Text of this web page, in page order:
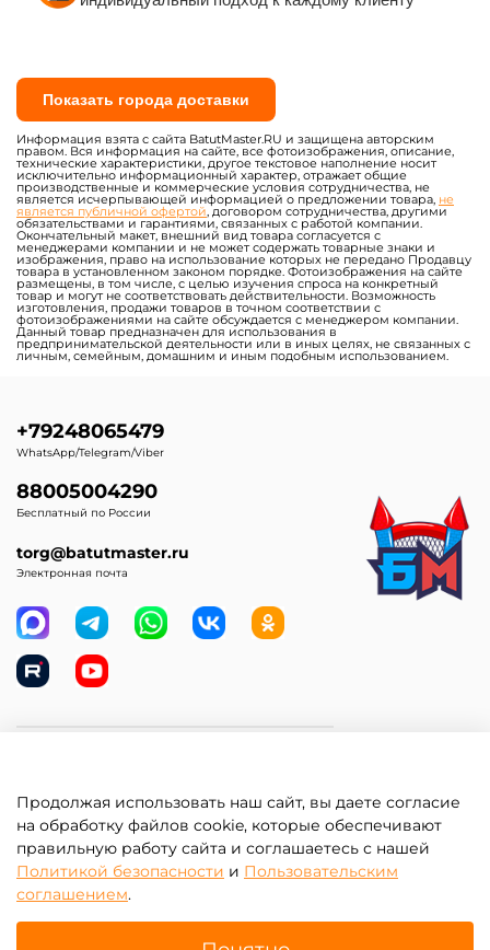
Показать города доставки
Информация взята с сайта BatutMaster.RU и защищена авторским
правом. Вся информация на сайте, все фотоизображения, описание,
технические характеристики, другое текстовое наполнение носит
исключительно информационный характер, отражает общие
производственные и коммерческие условия сотрудничества, не
является исчерпывающей информацией о предложении товара, не
является публичной офертой, договором сотрудничества, другими
обязательствами и гарантиями, связанных с работой компании.
Окончательный макет, внешний вид товара согласуется с
менеджерами компании и не может содержать товарные знаки и
изображения, право на использование которых не передано Продавцу
товара в установленном законом порядке. Фотоизображения на сайте
размещены, в том числе, с целью изучения спроса на конкретный
товар и могут не соответствовать действительности. Возможность
изготовления, продажи товаров в точном соответствии с
фотоизображениями на сайте обсуждается с менеджером компании.
Данный товар предназначен для использования в
предпринимательской деятельности или в иных целях, не связанных с
личным, семейным, домашним и иным подобным использованием.
Клиентам
Информация
+79248065479
WhatsApp/Telegram/Viber
88005004290
Бесплатный по России
torg@batutmaster.ru
Электронная почта
Продолжая использовать наш сайт, вы даете согласие
на обработку файлов cookie, которые обеспечивают
правильную работу сайта и соглашаетесь с нашей
Политикой безопасности и Пользовательским
соглашением.